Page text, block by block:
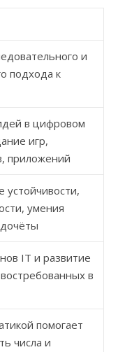
и
подхода к
в цифровом
игр,
приложений
умения
IT и развитие
в
помогает
числа и